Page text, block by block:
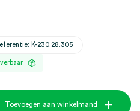
K-230.28.305
Toevoegen aan winkelmand